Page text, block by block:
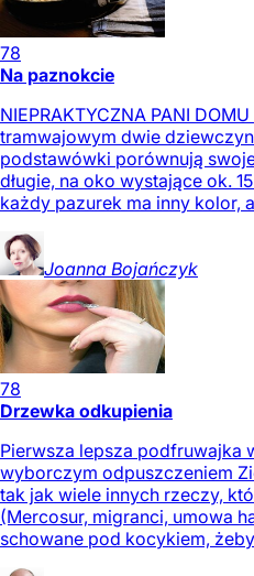
78
Na paznokcie
NIEPRAKTYCZNA PANI
tramwajowym dwie
podstawówki porównują
długie, na oko wystające ok.
każdy pazurek ma inny kolor,
Joanna Bojańczyk
78
Drzewka odkupienia
Pierwsza lepsza podfruwajka
wyborczym odpuszczeniem
tak jak wiele innych rzeczy,
(Mercosur, migranci, umowa
schowane pod kocykiem,